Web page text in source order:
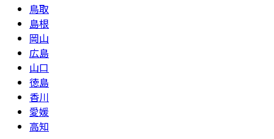
鳥取
島根
岡山
広島
山口
徳島
香川
愛媛
高知